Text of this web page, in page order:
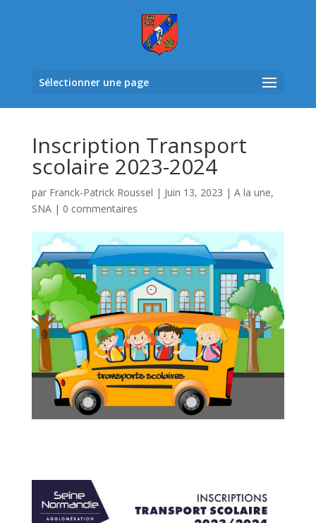
Sélectionner une page
Inscription Transport
scolaire 2023-2024
par Franck-Patrick Roussel | Juin 13, 2023 | A la une,
SNA| 0 commentaires